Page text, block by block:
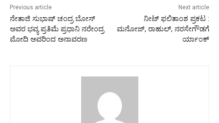
Previous article
ನೇತಾಜಿ ಸುಭಾಷ್ ಚಂದ್ರ ಬೋಸ್
ಅವರ ಭವ್ಯ ಪ್ರತಿಮೆ ಪ್ರಧಾನಿ ನರೇಂದ್ರ
ಮೋದಿ ಅವರಿಂದ ಅನಾವರಣ
Next article
ನೀಟ್ ಫಲಿತಾಂಶ ಪ್ರಕಟ :
ಮನೋಜ್, ರಾಹುಲ್, ನರಸೇಗೌಡಗೆ
ರ್ಯಾಂಕ್